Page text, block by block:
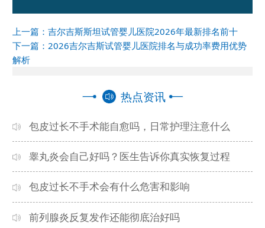
上一篇： 吉尔吉斯斯坦试管婴儿医院2026年最新排名前十
下一篇： 2026吉尔吉斯试管婴儿医院排名与成功率费用优势
解析
热点资讯
包皮过长不手术能自愈吗，日常护理注意什么
睾丸炎会自己好吗？医生告诉你真实恢复过程
包皮过长不手术会有什么危害和影响
前列腺炎反复发作还能彻底治好吗